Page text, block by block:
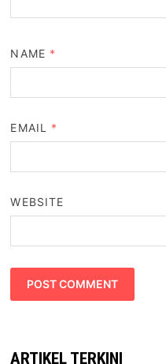
NAME *
EMAIL *
WEBSITE
ARTIKEL TERKINI